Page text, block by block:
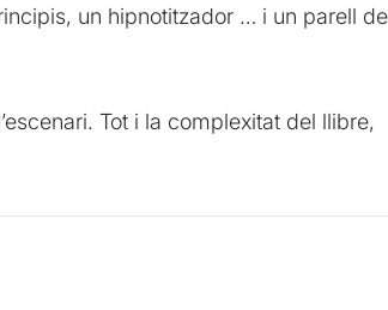
un hipnotitzador … i un parell de
Tot i la complexitat del llibre,